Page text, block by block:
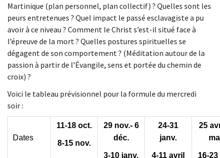
Martinique (plan personnel, plan collectif) ? Quelles sont les
peurs entretenues ? Quel impact le passé esclavagiste a pu
avoir à ce niveau ? Comment le Christ s’est-il situé face à
l’épreuve de la mort ? Quelles postures spirituelles se
dégagent de son comportement ? (Méditation autour de la
passion à partir de l’Évangile, sens et portée du chemin de
croix) ?
Voici le tableau prévisionnel pour la formule du mercredi
soir :
Dates
11-18 oct.
8-15 nov.
29 nov.- 6
déc.
3-10 janv.
24-31
janv.
4-11 avril
25
16-23